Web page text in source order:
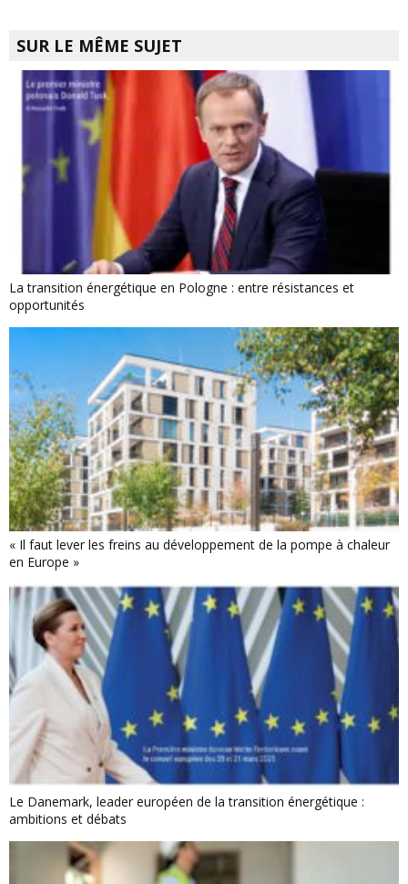
SUR LE MÊME SUJET
La transition énergétique en Pologne : entre résistances et
opportunités
« Il faut lever les freins au développement de la pompe à chaleur
en Europe »
Le Danemark, leader européen de la transition énergétique :
ambitions et débats